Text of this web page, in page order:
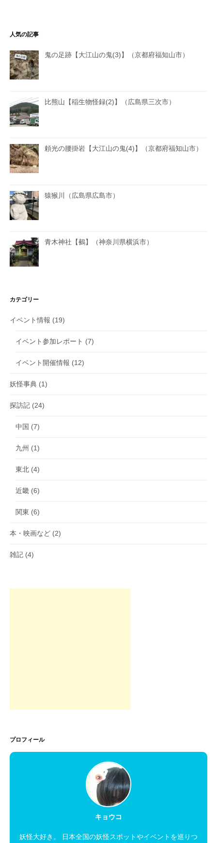
人気の記事
鬼の足跡【大江山の鬼(3)】（京都府福知山市）
比熊山【稲生物怪録(2)】（広島県三次市）
頼光の腰掛岩【大江山の鬼(4)】（京都府福知山市）
猿猴川（広島県広島市）
青木神社【鵺】（神奈川県横浜市）
カテゴリー
イベント情報 (19)
イベント参加レポート (7)
イベント開催情報 (12)
妖怪事典 (1)
探訪記 (24)
中国 (7)
九州 (1)
東北 (4)
近畿 (6)
関東 (6)
本・映画など (2)
雑記 (4)
プロフィール
キョウコ
妖怪大好き。 日本全国の妖怪スポットやイベントを巡りつ